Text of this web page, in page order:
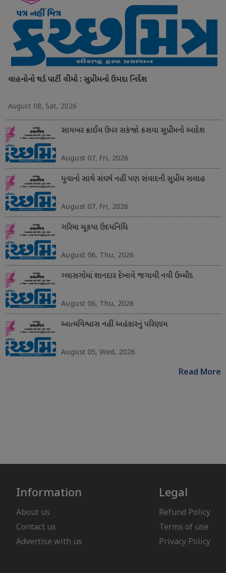
વાહનોનો થર્ડ પાર્ટી વીમો : સુપ્રીમનો ઉમદા નિર્દેશ
August 08, Sat, 2026
સાયબર ક્રાઈમ ઉપર સકંજો કસવા સુપ્રીમનો આદેશ
August 07, Fri, 2026
યુવાનો સાથે સંઘર્ષ નહીં પણ સંવાદની સુપ્રીમ સલાહ
August 07, Fri, 2026
ગરિમા ચૂકયા ઉદયનિધિ
August 06, Thu, 2026
ગ્લાસગોમાં શાનદાર દેખાવે જગાવી નવી ઉમ્મીદ
August 06, Thu, 2026
આત્મવિશ્વાસ નહીં અહંકારનું પરિણામ
August 05, Wed, 2026
Read More
Information
About us
Contact us
Advertise with us
Legal
Refund Policy
Terms of use
Privacy Policy